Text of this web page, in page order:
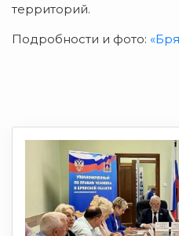
территорий.
Подробности и фото: